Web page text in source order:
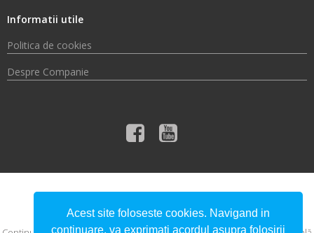
Informatii utile
Politica de cookies
Despre Companie
© 2026 Compania de Apă Someș S.A.
Acest site foloseste cookies. Navigand in
continuare, va exprimati acordul asupra folosirii